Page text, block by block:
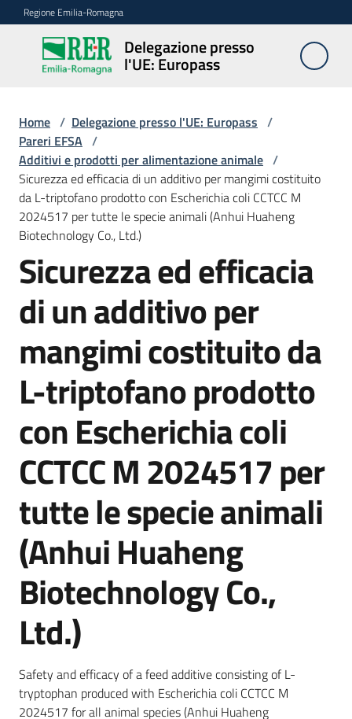
Vai al contenuto
Vai alla navigazione
Vai al footer
Regione Emilia-Romagna
Delegazione presso
l'UE: Europass
Delegazione
presso l'UE:
Novità
Pareri
EFSA
Opportunità
Chi
siamo
Sede
di
Bruxelles
Home / Delegazione presso l'UE: Europass /
Pareri EFSA /
Additivi e prodotti per alimentazione animale /
Sicurezza ed efficacia di un additivo per mangimi costituito
da L-triptofano prodotto con Escherichia coli CCTCC M
2024517 per tutte le specie animali (Anhui Huaheng
Biotechnology Co., Ltd.)
Sicurezza ed efficacia
di un additivo per
mangimi costituito da
L-triptofano prodotto
con Escherichia coli
CCTCC M 2024517 per
tutte le specie animali
(Anhui Huaheng
Biotechnology Co.,
Ltd.)
Safety and efficacy of a feed additive consisting of L-
tryptophan produced with Escherichia coli CCTCC M
2024517 for all animal species (Anhui Huaheng